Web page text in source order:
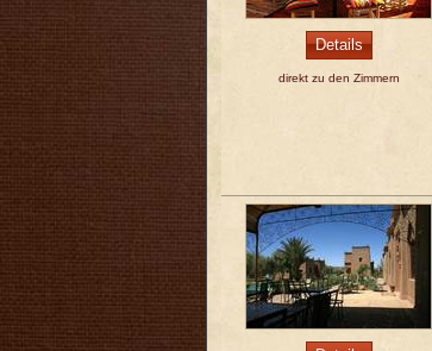
Details
direkt zu den Zimmern